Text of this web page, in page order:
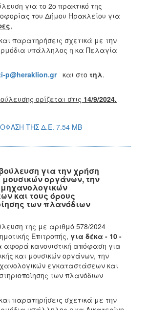
για το 2ο πρακτικό της
του Δήμου Ηρακλείου για
,
παρατηρήσεις σχετικά με την
υπάλληλος η κα Πελαγία
p@heraklion.gr και στο τηλ.
ορίζεται στις 14/9/2024.
ΤΗΣ Δ.Ε. 7.54 MB
για την χρήση
μουσικών οργάνων, την
και τους όρους
των πλανόδιων
της με αριθμό 578/2024
Επιτροπής, για δέκα - 10 -
αφορά κανονιστική απόφαση για
και μουσικών οργάνων, την
εγκαταστάσεων και
των πλανόδιων
παρατηρήσεις σχετικά με την